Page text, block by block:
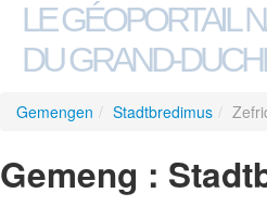
LE GÉOPORTAIL
DU GRAND-
Gemengen / Stadtbredimus /
Gemeng :